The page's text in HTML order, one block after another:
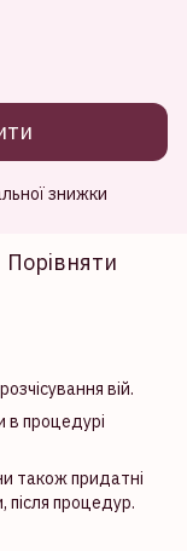
знижки
Порівняти
вій.
в процедурі
також придатні
процедур.